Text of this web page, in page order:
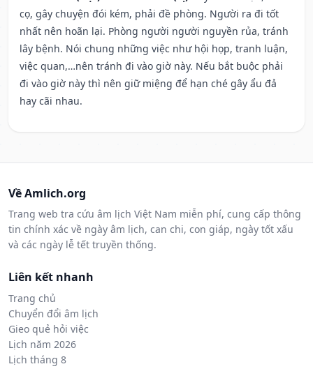
cọ, gây chuyện đói kém, phải đề phòng. Người ra đi tốt
nhất nên hoãn lại. Phòng người người nguyền rủa, tránh
lây bệnh. Nói chung những việc như hội họp, tranh luận,
việc quan,…nên tránh đi vào giờ này. Nếu bắt buộc phải
đi vào giờ này thì nên giữ miệng để hạn ché gây ẩu đả
hay cãi nhau.
Về Amlich.org
Trang web tra cứu âm lịch Việt Nam miễn phí, cung cấp thông
tin chính xác về ngày âm lịch, can chi, con giáp, ngày tốt xấu
và các ngày lễ tết truyền thống.
Liên kết nhanh
Trang chủ
Chuyển đổi âm lịch
Gieo quẻ hỏi việc
Lịch năm 2026
Lịch tháng 8